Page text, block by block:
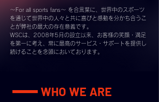
～For all sports fans～ を合言葉に、世界中のスポーツ
を通じて世界中の人々と共に喜びと感動を分かち合うこ
とが弊社の最大の存在意義です。
WSCは、2008年5月の設立以来、お客様の笑顔・満足
を第一に考え、常に最高のサービス・サポートを提供し
続けることを念頭においております。
WHO WE ARE